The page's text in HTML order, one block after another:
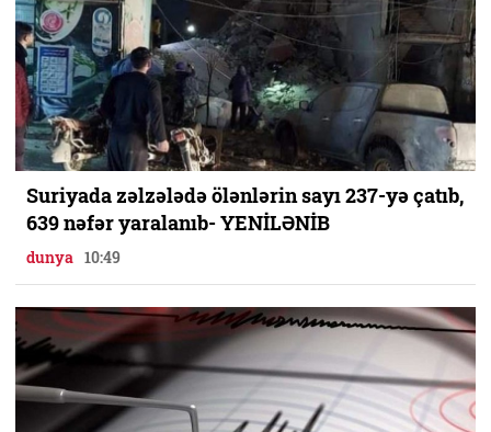
Suriyada zəlzələdə ölənlərin sayı 237-yə çatıb,
639 nəfər yaralanıb- YENİLƏNİB
dunya 10:49